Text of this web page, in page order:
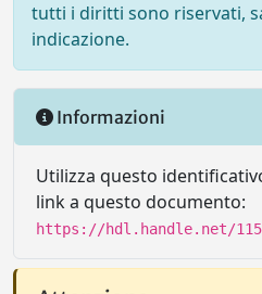
tutti i diritti sono riservati,
indicazione.
Informazioni
Utilizza questo
link a questo documento:
https://hdl.handle.net/